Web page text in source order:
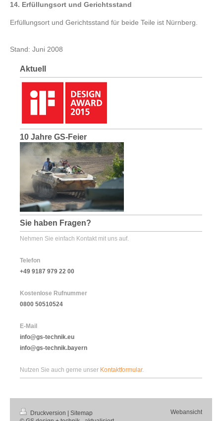
14. Erfüllungsort und Gerichtsstand
Erfüllungsort und Gerichtsstand für beide Teile ist Nürnberg.
Stand: Juni 2008
Aktuell
10 Jahre GS-Feier
Sie haben Fragen?
Nehmen Sie einfach Kontakt mit uns auf.
Telefon
+49 9187 979 22 00
Kostenlose Rufnummer
0800 50510524
E-Mail
info@gs-technik.eu
info@gs-technik.bayern
Nutzen Sie auch gerne unser Kontaktformular.
Druckversion
Sitemap
Webansicht